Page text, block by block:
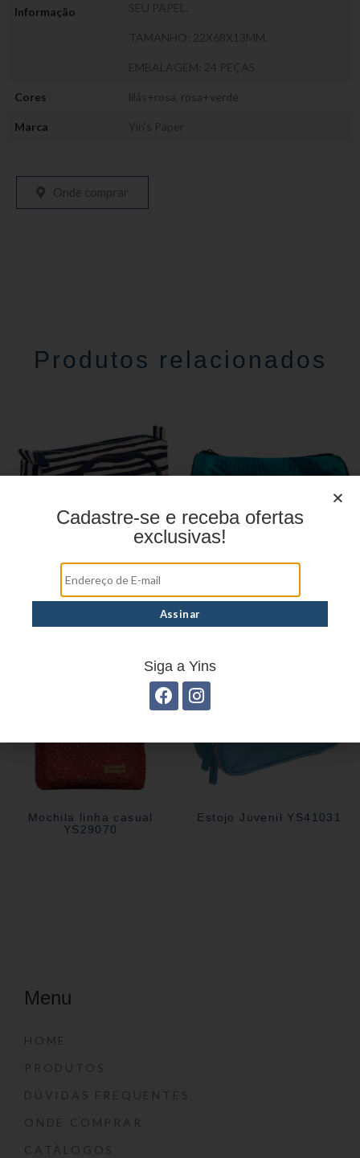
Informação
SEU PAPEL.
TAMANHO: 22X68X13MM.
EMBALAGEM: 24 PEÇAS
Cores lilás+rosa rosa+verde
Marca Yin's Paper
Onde comprar
Produtos relacionados
Estojo Juvenil YS41030
Mochila linha casual
YS29070
Estojo Juvenil YS41031
Menu
HOME
PRODUTOS
DÚVIDAS FREQUENTES
ONDE COMPRAR
CATÁLOGOS
Cadastre-se e receba ofertas
exclusivas!
Siga a Yins